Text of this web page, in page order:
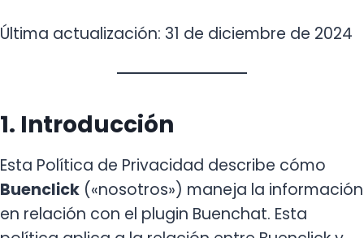
Última actualización: 31 de diciembre de 2024
1. Introducción
Esta Política de Privacidad describe cómo
Buenclick («nosotros») maneja la información
en relación con el plugin Buenchat. Esta